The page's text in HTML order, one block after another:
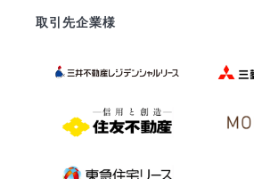
取引先企業様